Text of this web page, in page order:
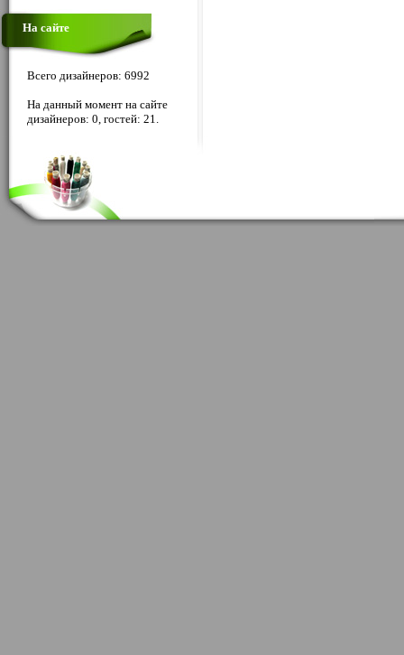
На сайте
Всего дизайнеров: 6992
На данный момент на сайте
дизайнеров: 0, гостей: 21.